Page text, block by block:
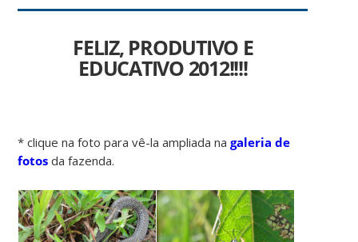
FELIZ, PRODUTIVO E
EDUCATIVO 2012!!!!
* clique na foto para vê-la ampliada nagaleria de
fotos da fazenda.